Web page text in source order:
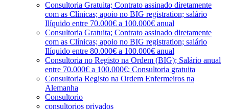
Consultoria Gratuita; Contrato assinado diretamente
com as Clínicas; apoio no BIG registration; salário
Ilíquido entre 70.000€ a 100.000€ anual
Consultoria Gratuita; Contrato assinado diretamente
com as Clínicas; apoio no BIG registration; salário
Ilíquido entre 80.000€ a 100.000€ anual
Consultoria no Registo na Ordem (BIG); Salário anual
entre 70.000€ a 100.000€; Consultoria gratuita
Consultoria Registo na Ordem Enfermeiros na
Alemanha
Consultorio
consultorios privados